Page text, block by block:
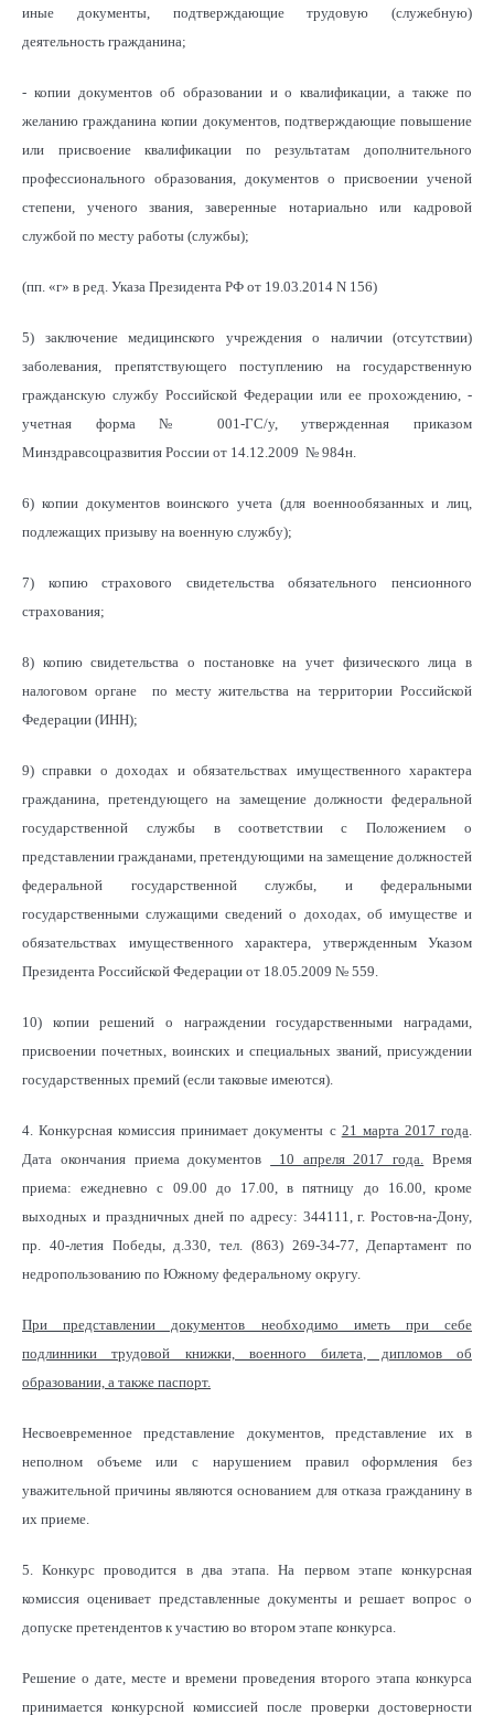
иные документы, подтверждающие трудовую (служебную)
деятельность гражданина;
- копии документов об образовании и о квалификации, а также по
желанию гражданина копии документов, подтверждающие повышение
или присвоение квалификации по результатам дополнительного
профессионального образования, документов о присвоении ученой
степени, ученого звания, заверенные нотариально или кадровой
службой по месту работы (службы);
(пп. «г» в ред. Указа Президента РФ от 19.03.2014 N 156)
5) заключение медицинского учреждения о наличии (отсутствии)
заболевания, препятствующего поступлению на государственную
гражданскую службу Российской Федерации или ее прохождению, -
учетная форма № 001-ГС/у, утвержденная приказом
Минздравсоцразвития России от 14.12.2009 № 984н.
6) копии документов воинского учета (для военнообязанных и лиц,
подлежащих призыву на военную службу);
7) копию страхового свидетельства обязательного пенсионного
страхования;
8) копию свидетельства о постановке на учет физического лица в
налоговом органе по месту жительства на территории Российской
Федерации (ИНН);
9) справки о доходах и обязательствах имущественного характера
гражданина, претендующего на замещение должности федеральной
государственной службы в соответствии с Положением о
представлении гражданами, претендующими на замещение должностей
федеральной государственной службы, и федеральными
государственными служащими сведений о доходах, об имуществе и
обязательствах имущественного характера, утвержденным Указом
Президента Российской Федерации от 18.05.2009 № 559.
10) копии решений о награждении государственными наградами,
присвоении почетных, воинских и специальных званий, присуждении
государственных премий (если таковые имеются).
4. Конкурсная комиссия принимает документы с 21 марта 2017 года
Дата окончания приема документов
10 апреля 2017 года.
Время
приема: ежедневно с 09.00 до 17.00, в пятницу до 16.00, кроме
выходных и праздничных дней по адресу: 344111, г. Ростов-на-Дону,
пр. 40-летия Победы, д.330, тел. (863) 269-34-77, Департамент по
недропользованию по Южному федеральному округу.
При представлении документов необходимо иметь при себе
подлинники трудовой книжки, военного билета, дипломов об
образовании, а также паспорт.
Несвоевременное представление документов, представление их в
неполном объеме или с нарушением правил оформления без
уважительной причины являются основанием для отказа гражданину в
их приеме.
5. Конкурс проводится в два этапа. На первом этапе конкурсная
комиссия оценивает представленные документы и решает вопрос о
допуске претендентов к участию во втором этапе конкурса.
Решение о дате, месте и времени проведения второго этапа конкурса
принимается конкурсной комиссией после проверки достоверности